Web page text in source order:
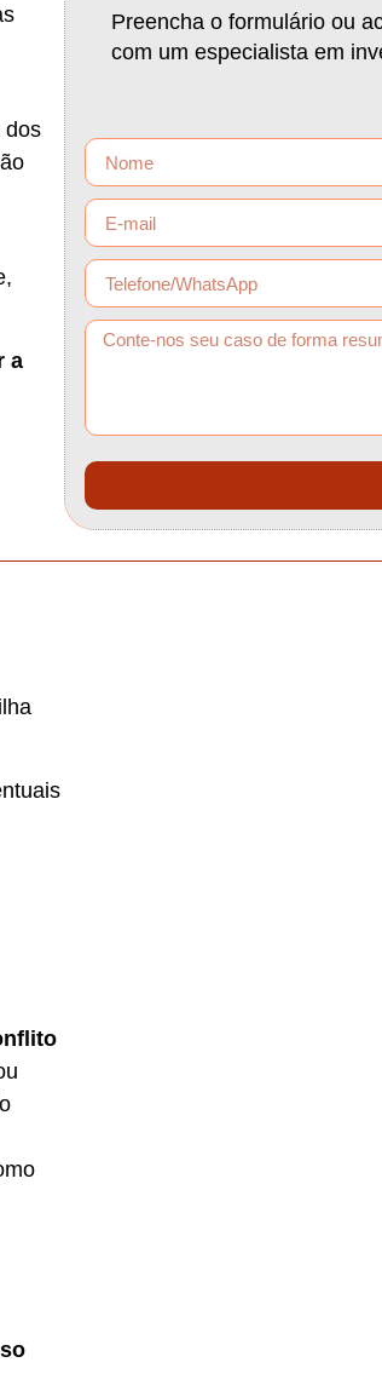
dos
a
Preencha o formulário ou
com um especialista em